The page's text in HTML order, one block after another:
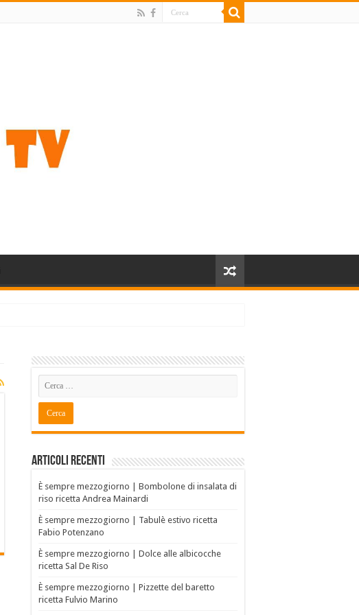
Articoli recenti
È sempre mezzogiorno | Bombolone di insalata di
riso ricetta Andrea Mainardi
È sempre mezzogiorno | Tabulè estivo ricetta
Fabio Potenzano
È sempre mezzogiorno | Dolce alle albicocche
ricetta Sal De Riso
È sempre mezzogiorno | Pizzette del baretto
ricetta Fulvio Marino